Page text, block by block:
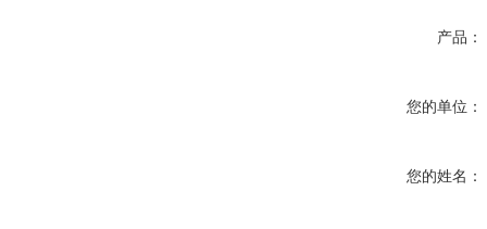
产品：
您的单位：
您的姓名：